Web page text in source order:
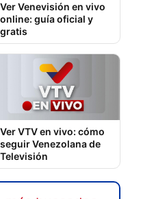
Ver Venevisión en vivo
online: guía oficial y
gratis
Ver VTV en vivo: cómo
seguir Venezolana de
Televisión